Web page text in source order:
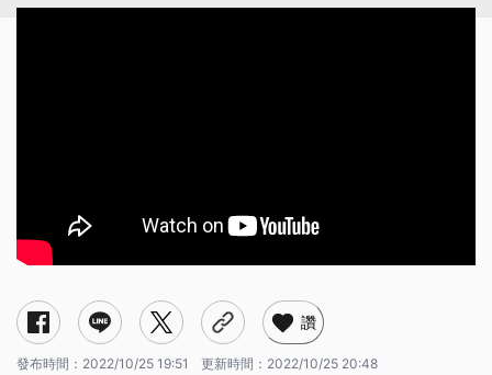
讚
發布時間： 2022/10/25 19:51 更新時間： 2022/10/25 20:48